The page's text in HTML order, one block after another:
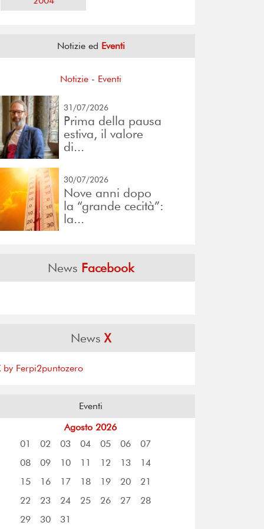
Notizie ed Eventi
Notizie - Eventi
31/07/2026
Prima della pausa
estiva, il valore
di...
30/07/2026
Nove anni dopo
la “grande cecità”:
la...
News Facebook
NewsX
by Ferpi2puntozero
Eventi
Agosto 2026
01
02 03 04 05 06
07
08
09 10 11 12 13
14
15
16 17 18 19 20
21
22
23 24 25 26 27
28
29
30 31